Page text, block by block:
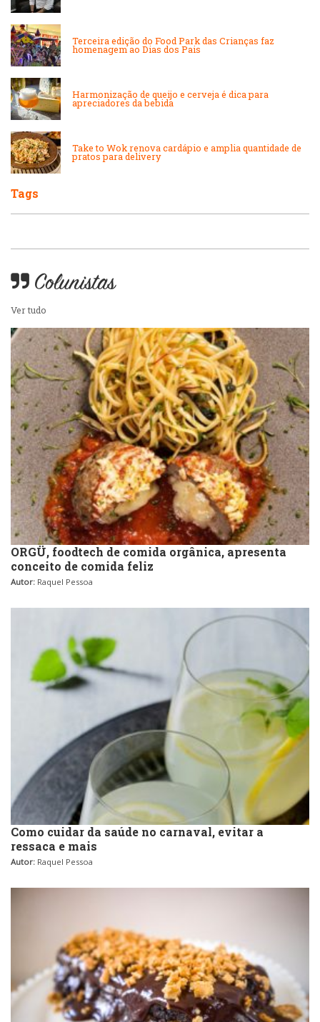
Massas
Padarias e Confeitarias
Portuguesa
Peixes e Frutos do Mar
Pizzarias
Portuguesa
Terceira edição do Food Park das Crianças faz
homenagem ao Dias dos Pais
Harmonização de queijo e cerveja é dica para
apreciadores da bebida
Take to Wok renova cardápio e amplia quantidade de
pratos para delivery
Tags
Colunistas
Ver tudo
ORGÜ, foodtech de comida orgânica, apresenta
conceito de comida feliz
Autor: Raquel Pessoa
Como cuidar da saúde no carnaval, evitar a
ressaca e mais
Autor: Raquel Pessoa